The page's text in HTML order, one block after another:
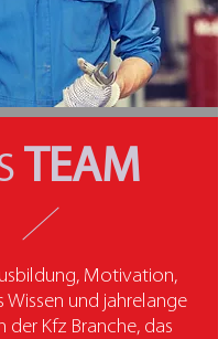
TEAM
Motivation,
Wissen und jahrelange
der Kfz Branche, das